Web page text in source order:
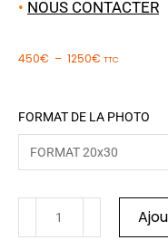
• NOUS CONTACTER
450€ – 1250€ TTC
FORMAT DE LA PHOTO